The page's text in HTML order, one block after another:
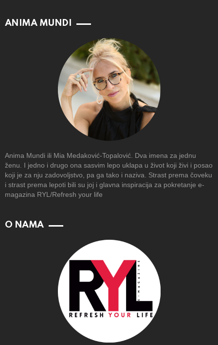
ANIMA MUNDI
Anima Mundi ili Mia Medaković-Topalović. Dva imena za jednu
ženu. I jedno i drugo ona sasvim lepo uklapa u život koji živi i posao
koji je za nju zadovoljstvo, pa ga tako i naziva. Strast prema čoveku
i strast prema lepoti bili su joj i glavna inspiracija za pokretanje e-
magazina RYL/Refresh your life
O NAMA